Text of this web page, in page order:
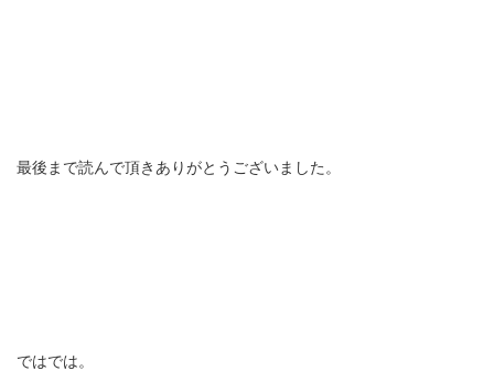
最後まで読んで頂きありがとうございました。
ではでは。